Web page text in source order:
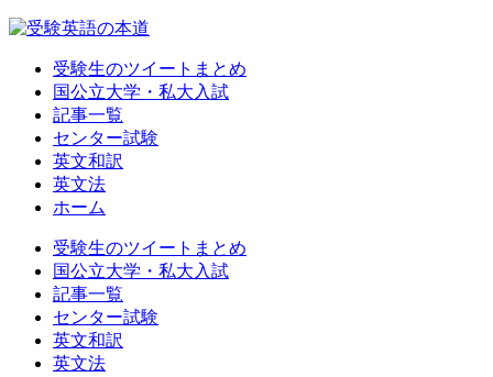
受験生のツイートまとめ
国公立大学・私大入試
記事一覧
センター試験
英文和訳
英文法
ホーム
受験生のツイートまとめ
国公立大学・私大入試
記事一覧
センター試験
英文和訳
英文法